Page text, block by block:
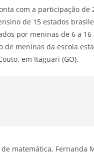
com a participação de
de 15 estados
por meninas de 6 a 16
de meninas da escola
em Itaguari (GO).
matemática, Fernanda